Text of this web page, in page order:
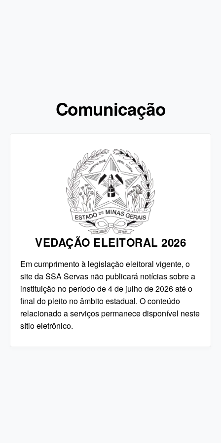
Comunicação
VEDAÇÃO ELEITORAL 2026
Em cumprimento à legislação eleitoral vigente, o
site da SSA Servas não publicará notícias sobre a
instituição no período de 4 de julho de 2026 até o
final do pleito no âmbito estadual. O conteúdo
relacionado a serviços permanece disponível neste
sítio eletrônico.